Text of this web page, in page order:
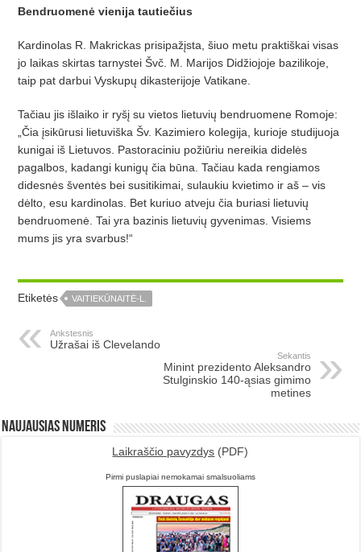
Bendruomenė vienija tautiečius
Kardinolas R. Makrickas prisipažįsta, šiuo metu praktiškai visas
jo laikas skirtas tarnystei Švč. M. Marijos Didžiojoje bazilikoje,
taip pat darbui Vyskupų dikasterijoje Vatikane.
Tačiau jis išlaiko ir ryšį su vietos lietuvių bendruomene Romoje:
„Čia įsikūrusi lietuviška Šv. Kazimiero kolegija, kurioje studijuoja
kunigai iš Lietuvos. Pastoraciniu požiūriu nereikia didelės
pagalbos, kadangi kunigų čia būna. Tačiau kada rengiamos
didesnės šventės bei susitikimai, sulaukiu kvietimo ir aš – vis
dėlto, esu kardinolas. Bet kuriuo atveju čia buriasi lietuvių
bendruomenė. Tai yra bazinis lietuvių gyvenimas. Visiems
mums jis yra svarbus!“
Etiketės VAITIEKŪNAITĖ-L.
Ankstesnis
Užrašai iš Clevelando
Sekantis
Minint prezidento Aleksandro
Stulginskio 140-ąsias gimimo
metines
Naujausias numeris
Laikraščio pavyzdys (PDF)
Pirmi puslapiai nemokamai smalsuoliams